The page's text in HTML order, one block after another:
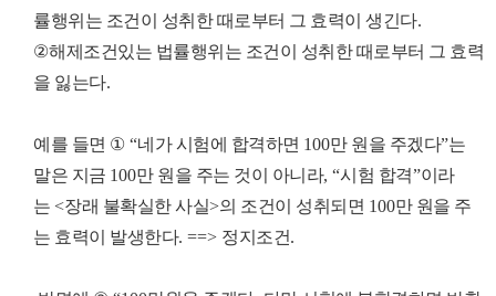
률행위는 조건이 성취한 때로부터 그 효력이 생긴다.
②해제조건있는 법률행위는 조건이 성취한 때로부터 그 효력
을 잃는다.
예를 들면 ① “네가 시험에 합격하면 100만 원을 주겠다”는
말은 지금 100만 원을 주는 것이 아니라, “시험 합격”이라
는 <장래 불확실한 사실>의 조건이 성취되면 100만 원을 주
는 효력이 발생한다. ==> 정지조건.